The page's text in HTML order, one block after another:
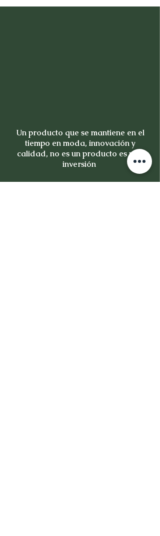
Un producto que se mantiene en el
tiempo en moda, innovación y
calidad, no es un producto es una
inversión